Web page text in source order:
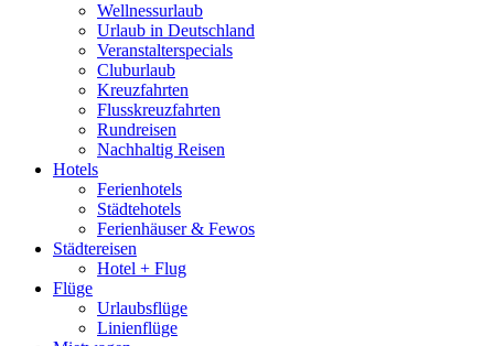
Wellnessurlaub
Urlaub in Deutschland
Veranstalterspecials
Cluburlaub
Kreuzfahrten
Flusskreuzfahrten
Rundreisen
Nachhaltig Reisen
Hotels
Ferienhotels
Städtehotels
Ferienhäuser & Fewos
Städtereisen
Hotel + Flug
Flüge
Urlaubsflüge
Linienflüge